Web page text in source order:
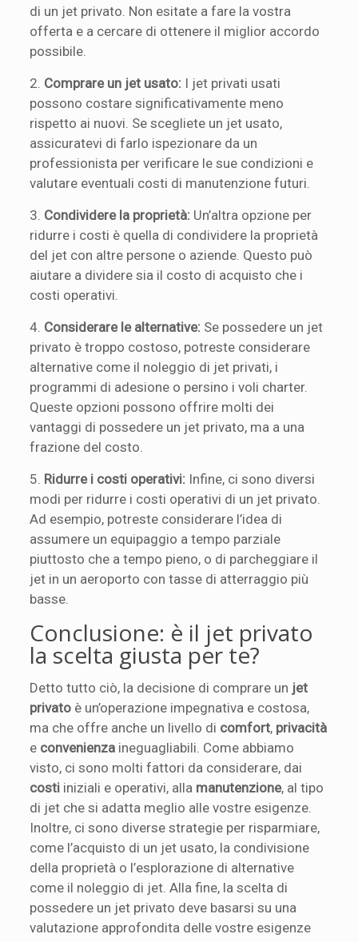
di un jet privato. Non esitate a fare la vostra
offerta e a cercare di ottenere il miglior accordo
possibile.
2. Comprare un jet usato: I jet privati usati
possono costare significativamente meno
rispetto ai nuovi. Se scegliete un jet usato,
assicuratevi di farlo ispezionare da un
professionista per verificare le sue condizioni e
valutare eventuali costi di manutenzione futuri.
3. Condividere la proprietà: Un’altra opzione per
ridurre i costi è quella di condividere la proprietà
del jet con altre persone o aziende. Questo può
aiutare a dividere sia il costo di acquisto che i
costi operativi.
4. Considerare le alternative: Se possedere un jet
privato è troppo costoso, potreste considerare
alternative come il noleggio di jet privati, i
programmi di adesione o persino i voli charter.
Queste opzioni possono offrire molti dei
vantaggi di possedere un jet privato, ma a una
frazione del costo.
5. Ridurre i costi operativi: Infine, ci sono diversi
modi per ridurre i costi operativi di un jet privato.
Ad esempio, potreste considerare l’idea di
assumere un equipaggio a tempo parziale
piuttosto che a tempo pieno, o di parcheggiare il
jet in un aeroporto con tasse di atterraggio più
basse.
Conclusione: è il jet privato
la scelta giusta per te?
Detto tutto ciò, la decisione di comprare un jet
privato è un’operazione impegnativa e costosa,
ma che offre anche un livello di comfort, privacità
e convenienza ineguagliabili. Come abbiamo
visto, ci sono molti fattori da considerare, dai
costi iniziali e operativi, alla manutenzione, al tipo
di jet che si adatta meglio alle vostre esigenze.
Inoltre, ci sono diverse strategie per risparmiare,
come l’acquisto di un jet usato, la condivisione
della proprietà o l’esplorazione di alternative
come il noleggio di jet. Alla fine, la scelta di
possedere un jet privato deve basarsi su una
valutazione approfondita delle vostre esigenze